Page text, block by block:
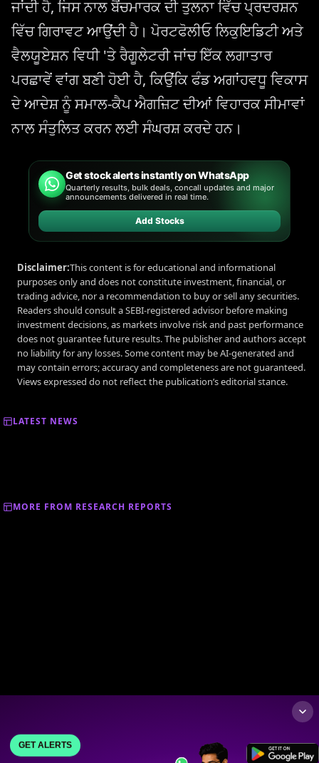
ਜਾਂਦੀ ਹੈ, ਜਿਸ ਨਾਲ ਬੈਂਚਮਾਰਕ ਦੀ ਤੁਲਨਾ ਵਿੱਚ ਪ੍ਰਦਰਸ਼ਨ
ਵਿੱਚ ਗਿਰਾਵਟ ਆਉਂਦੀ ਹੈ। ਪੋਰਟਫੋਲੀਓ ਲਿਕੁਇਡਿਟੀ ਅਤੇ
ਵੈਲਯੂਏਸ਼ਨ ਵਿਧੀ 'ਤੇ ਰੈਗੂਲੇਟਰੀ ਜਾਂਚ ਇੱਕ ਲਗਾਤਾਰ
ਪਰਛਾਵੇਂ ਵਾਂਗ ਬਣੀ ਹੋਈ ਹੈ, ਕਿਉਂਕਿ ਫੰਡ ਅਗਾਂਹਵਧੂ ਵਿਕਾਸ
ਦੇ ਆਦੇਸ਼ ਨੂੰ ਸਮਾਲ-ਕੈਪ ਐਗਜ਼ਿਟ ਦੀਆਂ ਵਿਹਾਰਕ ਸੀਮਾਵਾਂ
ਨਾਲ ਸੰਤੁਲਿਤ ਕਰਨ ਲਈ ਸੰਘਰਸ਼ ਕਰਦੇ ਹਨ।
Get stock alerts instantly on WhatsApp
Quarterly results, bulk deals, concall updates and major
announcements delivered in real time.
Add Stocks
Disclaimer:This content is for educational and informational
purposes only and does not constitute investment, financial, or
trading advice, nor a recommendation to buy or sell any securities.
Readers should consult a SEBI-registered advisor before making
investment decisions, as markets involve risk and past performance
does not guarantee future results. The publisher and authors accept
no liability for any losses. Some content may be AI-generated and
may contain errors; accuracy and completeness are not guaranteed.
Views expressed do not reflect the publication’s editorial stance.
LATEST NEWS
MORE FROM RESEARCH REPORTS
GET ALERTS